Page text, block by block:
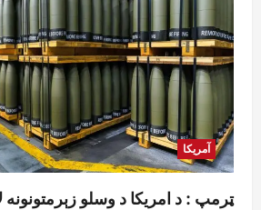
آمریکا
ټرمپ : د امریکا د وسلو زېرمتونونه